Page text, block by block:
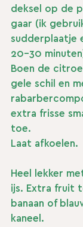
deksel op de
gaar (ik
sudderplaatje
20-30
Boen de
gele schil en
extra frisse
toe.
Laat afkoelen.
Heel lekker
ijs. Extra fruit
banaan of
kaneel.